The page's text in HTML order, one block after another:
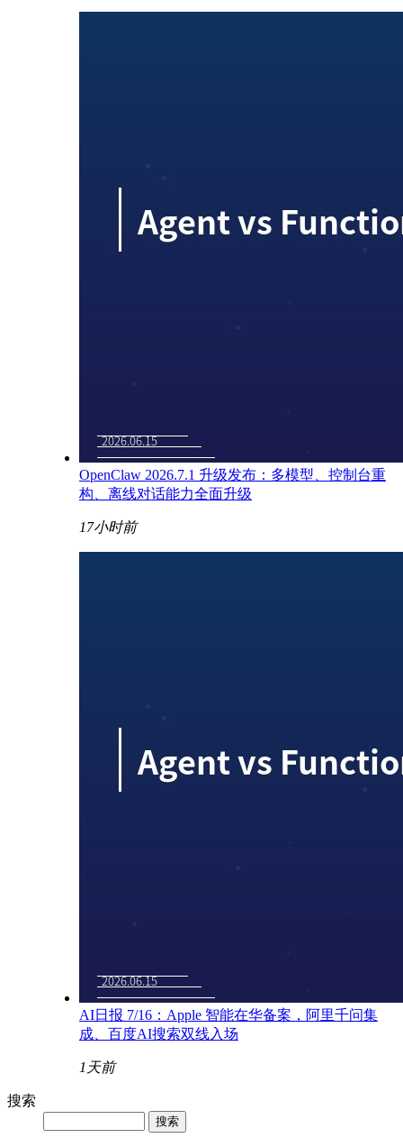
OpenClaw 2026.7.1 升级发布：多模型、控制台重
构、离线对话能力全面升级
17小时前
AI日报 7/16：Apple 智能在华备案，阿里千问集
成、百度AI搜索双线入场
1天前
搜索